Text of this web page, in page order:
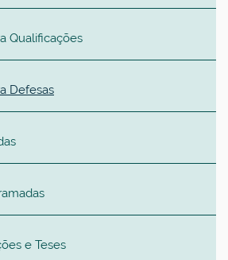
Qualificações
Defesas
e Teses